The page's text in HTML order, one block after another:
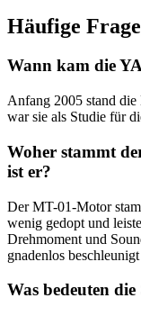
Häufige
Wann kam die
Anfang 2005 stand
war sie als Studie für
Woher stammt
ist er?
Der MT-01-Motor
wenig gedopt und
Drehmoment und
gnadenlos
Was bedeuten